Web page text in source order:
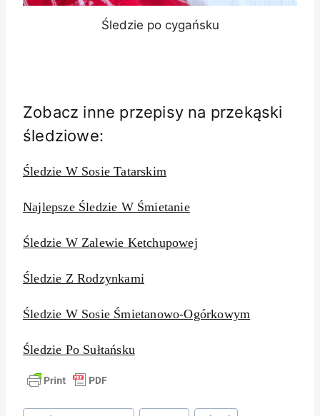
Śledzie po cygańsku
Zobacz inne przepisy na przekąski
śledziowe:
Śledzie W Sosie Tatarskim
Najlepsze Śledzie W Śmietanie
Śledzie W Zalewie Ketchupowej
Śledzie Z Rodzynkami
Śledzie W Sosie Śmietanowo-Ogórkowym
Śledzie Po Sułtańsku
Tagi